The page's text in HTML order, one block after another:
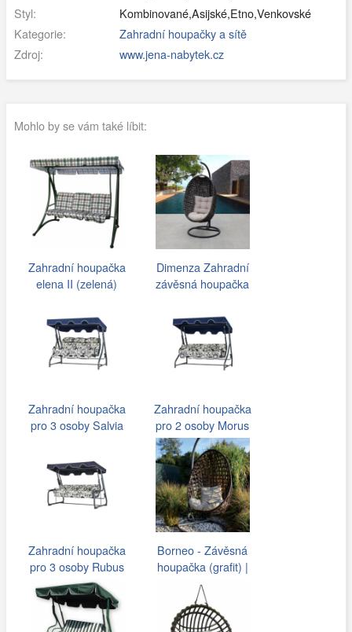
Styl:
Kombinované,Asijské,Etno,Venkovské
Kategorie:
Zahradní houpačky a sítě
Zdroj:
www.jena-nabytek.cz
Mohlo by se vám také líbit:
Zahradní houpačka
elena II (zelená)
Dimenza Zahradní
závěsná houpačka
Zahradní houpačka
pro 3 osoby Salvia
Zahradní houpačka
pro 2 osoby Morus
Clock
Zahradní houpačka
pro 3 osoby Rubus
Clock
Borneo - Závěsná
houpačka (grafit) |
Jena nábytek